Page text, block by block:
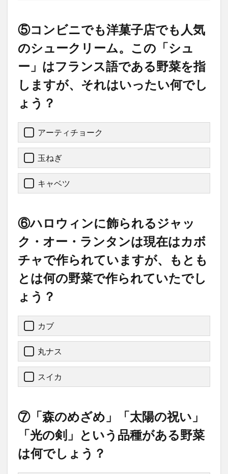
⑤コンビニでも洋菓子店でも人気
のシュークリーム。この「シュ
ー」はフランス語である野菜を指
しますが、それはいったい何でし
ょう？
アーティチョーク
玉ねぎ
キャベツ
⑥ハロウィンに飾られるジャッ
ク・オー・ランタンは現在はカボ
チャで作られていますが、もとも
とは何の野菜で作られていたでし
ょう？
カブ
丸ナス
スイカ
⑦「森のめざめ」「太陽の祝い」
「光の剣」という品種がある野菜
は何でしょう？